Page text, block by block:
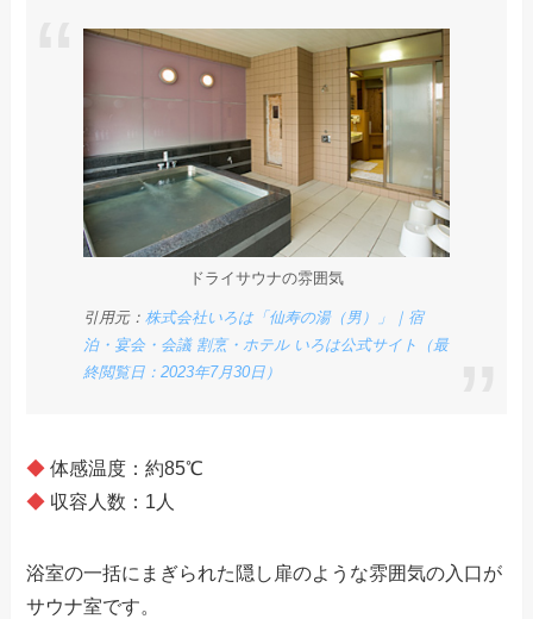
ドライサウナの雰囲気
引用元：株式会社いろは「仙寿の湯（男）」｜宿
泊・宴会・会議 割烹・ホテル いろは公式サイト（最
終閲覧日：2023年7月30日）
◆ 体感温度：約85℃
◆ 収容人数：1人
浴室の一括にまぎられた隠し扉のような雰囲気の入口が
サウナ室です。